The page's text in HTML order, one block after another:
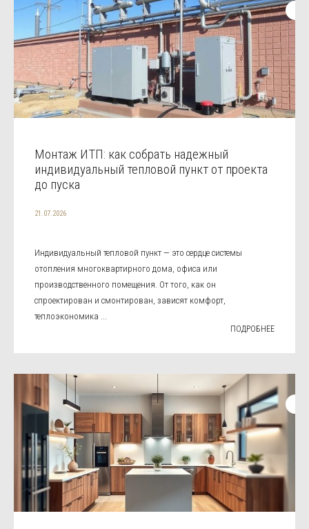
Монтаж ИТП: как собрать надежный
индивидуальный тепловой пункт от проекта
до пуска
21.07.2026
Индивидуальный тепловой пункт — это сердце системы
отопления многоквартирного дома, офиса или
производственного помещения. От того, как он
спроектирован и смонтирован, зависят комфорт,
теплоэкономика ...
ПОДРОБНЕЕ